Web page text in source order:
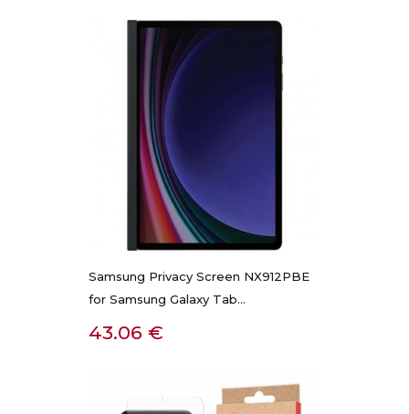
Samsung Privacy Screen NX912PBE
for Samsung Galaxy Tab...
Kaina
43.06 €